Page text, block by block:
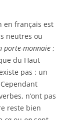
en français est
neutres ou
porte-monnaie ;
du Haut
pas : un
n’ont pas
reste bien